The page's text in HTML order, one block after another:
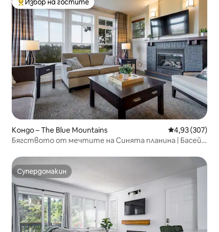
Най-популярен избор на гостите
Избор на гостите
Кондо – The Blue Mountains Средна
4,93 (307)
Бягството от мечтите на Синята планина | Басейн
Супердомакин
Супердомакин